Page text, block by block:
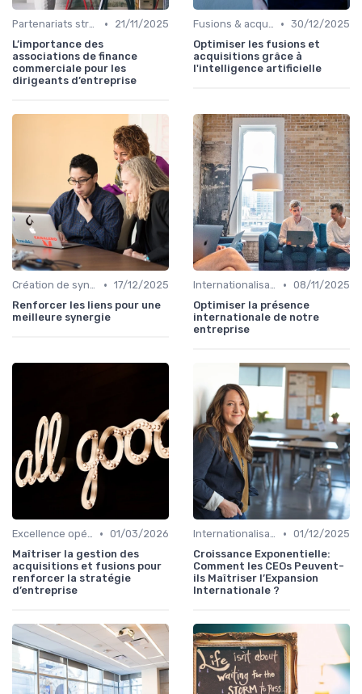
Partenariats stratégiques •
21/11/2025
L’importance des
associations de finance
commerciale pour les
dirigeants d’entreprise
Fusions & acquisitions (M&A) • 30/12/2025
Optimiser les fusions et
acquisitions grâce à
l'intelligence artificielle
Création de synergies • 17/12/2025
Renforcer les liens pour une
meilleure synergie
Internationalisation & expansion • 08/11/2025
Optimiser la présence
internationale de notre
entreprise
Excellence opérationnelle • 01/03/2026
Maîtriser la gestion des
acquisitions et fusions pour
renforcer la stratégie
d’entreprise
Internationalisation & expansion • 01/12/2025
Croissance Exponentielle:
Comment les CEOs Peuvent-
ils Maîtriser l’Expansion
Internationale ?